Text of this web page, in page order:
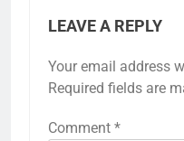
LEAVE A REPLY
Your email address
Required fields are
Comment *